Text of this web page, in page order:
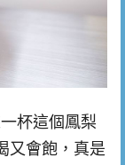
杯這個鳳梨
又會飽，真是